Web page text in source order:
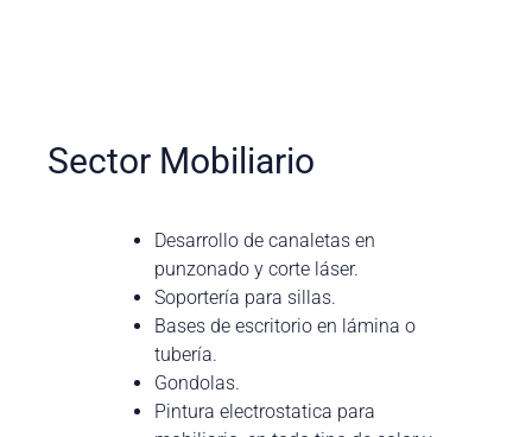
Sector Mobiliario
Desarrollo de canaletas en
punzonado y corte láser.
Soportería para sillas.
Bases de escritorio en lámina o
tubería.
Gondolas.
Pintura electrostatica para